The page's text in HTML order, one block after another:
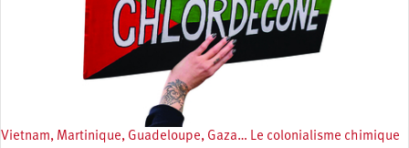
Vietnam, Martinique, Guadeloupe, Gaza… Le colonialisme chimique